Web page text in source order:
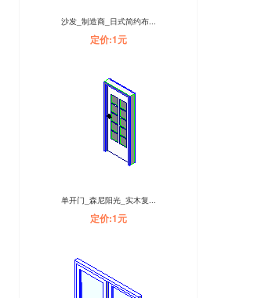
沙发_制造商_日式简约布...
定价:1元
单开门_森尼阳光_实木复...
定价:1元